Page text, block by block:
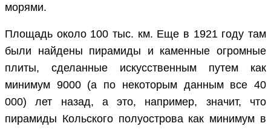
морями.
Площадь около 100 тыс. км. Еще в 1921 году там
были найдены пирамиды и каменные огромные
плиты, сделанные искусственным путем как
минимум 9000 (а по некоторым данным все 40
000) лет назад, а это, например, значит, что
пирамиды Кольского полуострова как минимум в